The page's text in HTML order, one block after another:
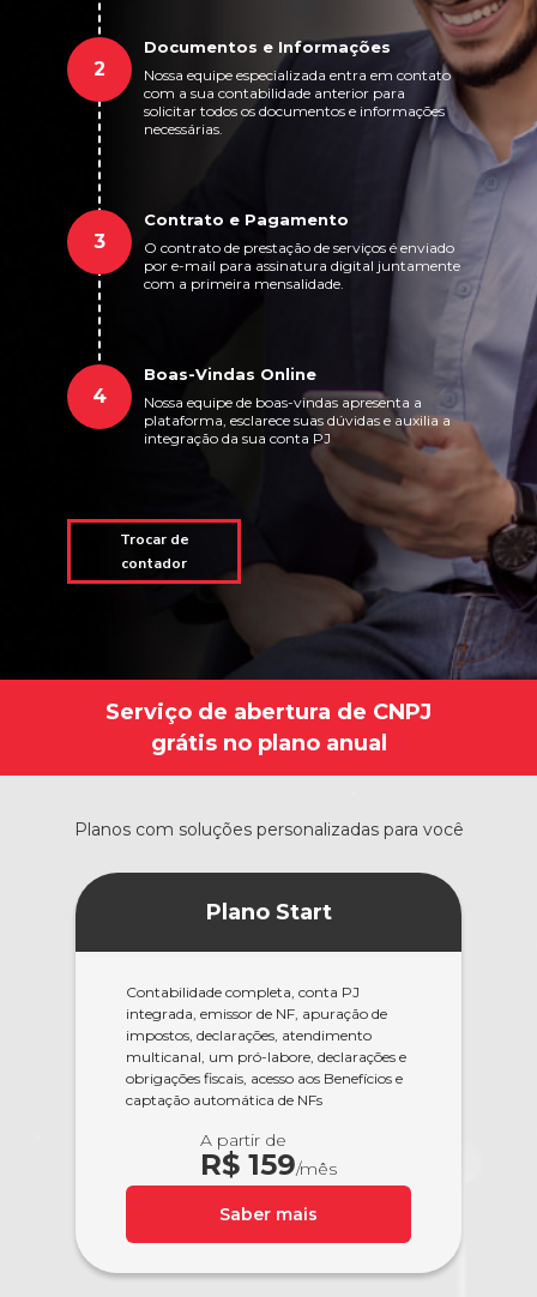
2
Documentos e Informações
Nossa equipe especializada entra em contato
com a sua contabilidade anterior para
solicitar todos os documentos e informações
necessárias.
3
Contrato e Pagamento
O contrato de prestação de serviços é enviado
por e-mail para assinatura digital juntamente
com a primeira mensalidade.
4
Boas-Vindas Online
Nossa equipe de boas-vindas apresenta a
plataforma, esclarece suas dúvidas e auxilia a
integração da sua conta PJ
Trocar de
contador
Serviço de abertura de CNPJ
grátis no plano anual
Planos com soluções personalizadas para você
Plano Start
Contabilidade completa, conta PJ
integrada, emissor de NF, apuração de
impostos, declarações, atendimento
multicanal, um pró-labore, declarações e
obrigações fiscais, acesso aos Benefícios e
captação automática de NFs
A partir de
R$ 159/mês
Saber mais